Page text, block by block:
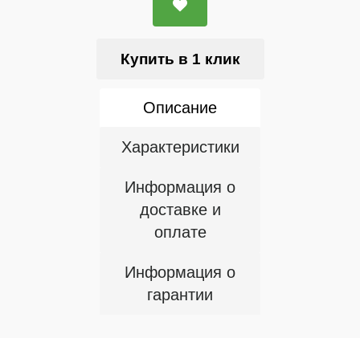
Купить в 1 клик
Описание
Характеристики
Информация о
доставке и
оплате
Информация о
гарантии